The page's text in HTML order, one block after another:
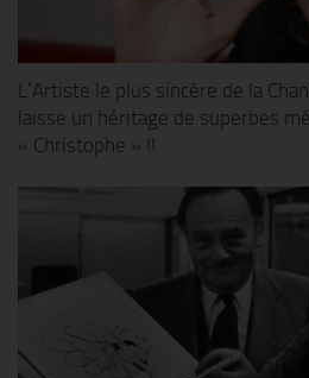
L’Artiste le plus sincère de la
laisse un héritage de superbes
« Christophe » !!